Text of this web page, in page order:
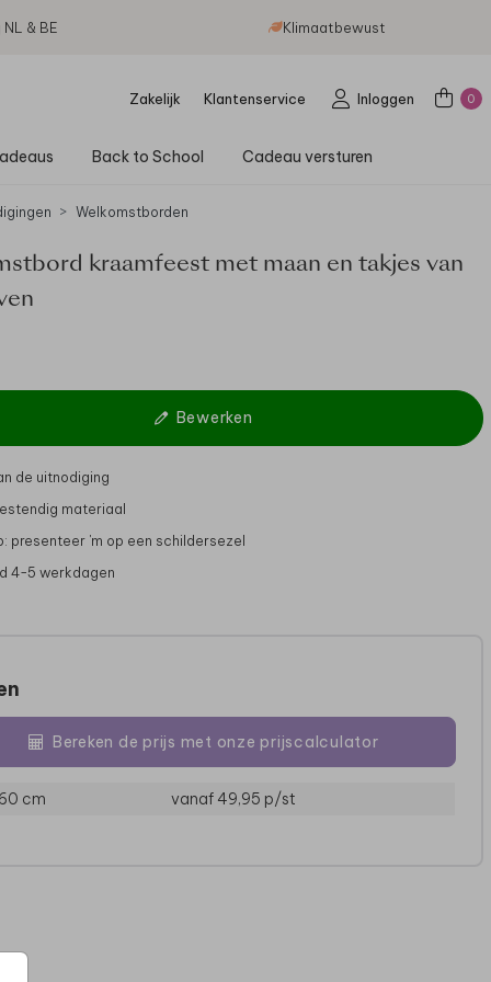
& BE Klimaatbewust
Zakelijk Klantenservice Inloggen 0
Back to School Cadeau versturen
Welkomstborden
kraamfeest met maan en takjes van
Bewerken
de uitnodiging
materiaal
presenteer 'm op een schildersezel
4-5 werkdagen
Bereken de prijs met onze prijscalculator
cm vanaf 49,95 p/st